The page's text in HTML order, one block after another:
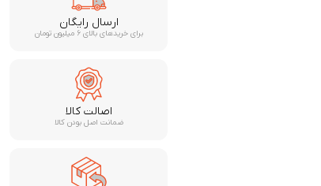
ارسال رایگان
برای خریدهای بالای ۶ میلیون تومان
اصالت کالا
ضمانت اصل بودن کالا